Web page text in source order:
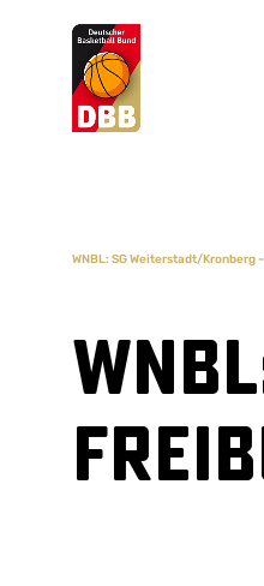
Suchvorschläge
WNBL: SG Weiterstadt/Kronberg